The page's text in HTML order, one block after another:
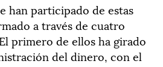
han participado de estas
a través de cuatro
primero de ellos ha girado
del dinero, con el